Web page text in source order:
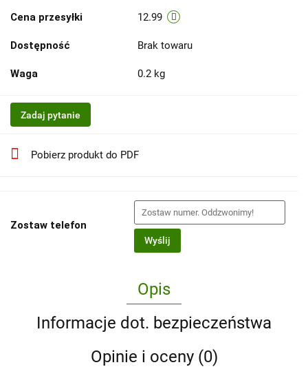
Cena przesyłki 12.99
Dostępność Brak towaru
Waga 0.2 kg
Zadaj pytanie
Pobierz produkt do PDF
Zostaw telefon
Wyślij
Opis
Informacje dot. bezpieczeństwa
Opinie i oceny (0)